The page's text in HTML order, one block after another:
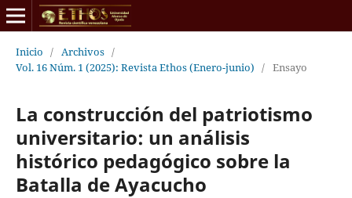
Inicio / Archivos /
Vol. 16 Núm. 1 (2025): Revista Ethos (Enero-junio) / Ensayo
La construcción del patriotismo
universitario: un análisis
histórico pedagógico sobre la
Batalla de Ayacucho